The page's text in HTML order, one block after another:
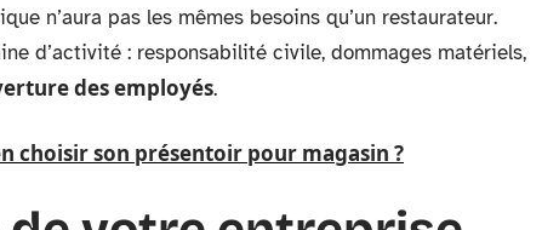
n’aura pas les mêmes besoins qu’un restaurateur.
d’activité : responsabilité civile, dommages matériels,
des employés.
choisir son présentoir pour magasin ?